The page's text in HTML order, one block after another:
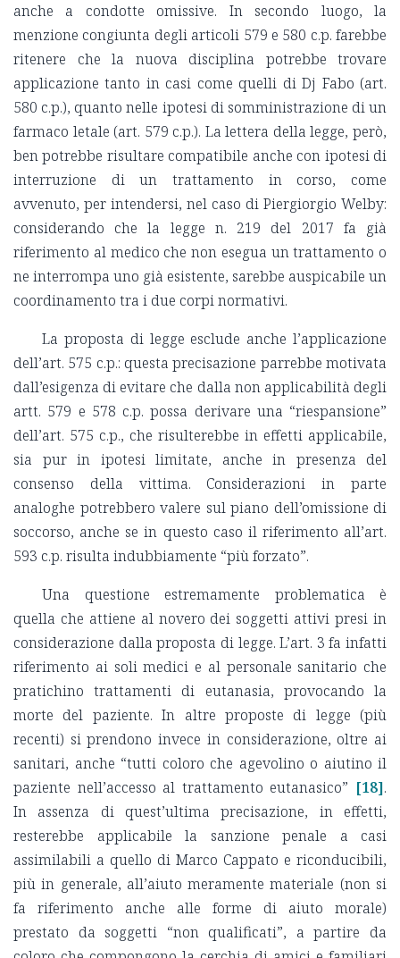
anche a condotte omissive. In secondo luogo, la
menzione congiunta degli articoli 579 e 580 c.p. farebbe
ritenere che la nuova disciplina potrebbe trovare
applicazione tanto in casi come quelli di Dj Fabo (art.
580 c.p.), quanto nelle ipotesi di somministrazione di un
farmaco letale (art. 579 c.p.). La lettera della legge, però,
ben potrebbe risultare compatibile anche con ipotesi di
interruzione di un trattamento in corso, come
avvenuto, per intendersi, nel caso di Piergiorgio Welby:
considerando che la legge n. 219 del 2017 fa già
riferimento al medico che non esegua un trattamento o
ne interrompa uno già esistente, sarebbe auspicabile un
coordinamento tra i due corpi normativi.
La proposta di legge esclude anche l’applicazione
dell’art. 575 c.p.: questa precisazione parrebbe motivata
dall’esigenza di evitare che dalla non applicabilità degli
artt. 579 e 578 c.p. possa derivare una “riespansione”
dell’art. 575 c.p., che risulterebbe in effetti applicabile,
sia pur in ipotesi limitate, anche in presenza del
consenso della vittima. Considerazioni in parte
analoghe potrebbero valere sul piano dell’omissione di
soccorso, anche se in questo caso il riferimento all’art.
593 c.p. risulta indubbiamente “più forzato”.
Una questione estremamente problematica è
quella che attiene al novero dei soggetti attivi presi in
considerazione dalla proposta di legge. L’art. 3 fa infatti
riferimento ai soli medici e al personale sanitario che
pratichino trattamenti di eutanasia, provocando la
morte del paziente. In altre proposte di legge (più
recenti) si prendono invece in considerazione, oltre ai
sanitari, anche “tutti coloro che agevolino o aiutino il
paziente nell’accesso al trattamento eutanasico” [18].
In assenza di quest’ultima precisazione, in effetti,
resterebbe applicabile la sanzione penale a casi
assimilabili a quello di Marco Cappato e riconducibili,
più in generale, all’aiuto meramente materiale (non si
fa riferimento anche alle forme di aiuto morale)
prestato da soggetti “non qualificati”, a partire da